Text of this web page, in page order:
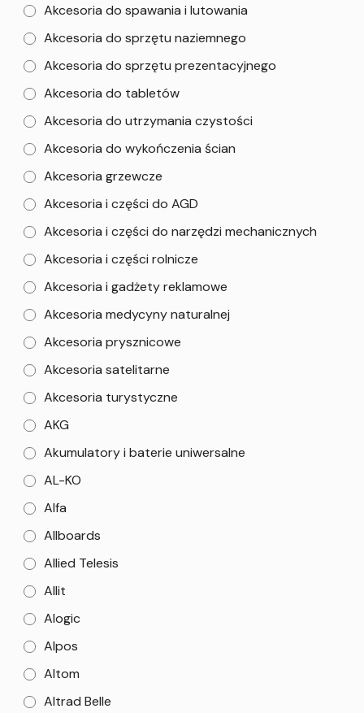
Akcesoria do spawania i lutowania
Akcesoria do sprzętu naziemnego
Akcesoria do sprzętu prezentacyjnego
Akcesoria do tabletów
Akcesoria do utrzymania czystości
Akcesoria do wykończenia ścian
Akcesoria grzewcze
Akcesoria i części do AGD
Akcesoria i części do narzędzi mechanicznych
Akcesoria i części rolnicze
Akcesoria i gadżety reklamowe
Akcesoria medycyny naturalnej
Akcesoria prysznicowe
Akcesoria satelitarne
Akcesoria turystyczne
AKG
Akumulatory i baterie uniwersalne
AL-KO
Alfa
Allboards
Allied Telesis
Allit
Alogic
Alpos
Altom
Altrad Belle